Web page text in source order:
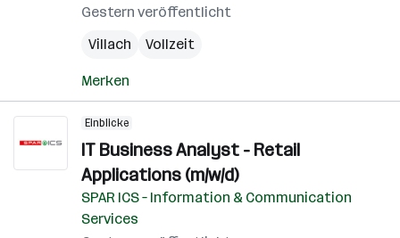
Gestern veröffentlicht
Villach
Vollzeit
Merken
Einblicke
IT Business Analyst - Retail
Applications (m/w/d)
SPAR ICS – Information & Communication
Services